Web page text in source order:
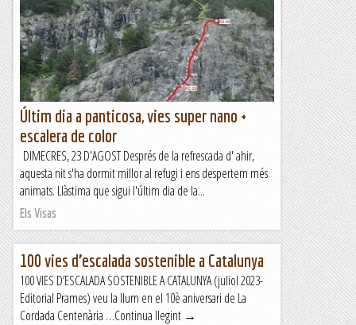
companys que havien re equipat la via on erem , havien
obert...
Els Visas
Últim dia a panticosa, vies super nano +
escalera de color
DIMECRES, 23 D'AGOST Després de la refrescada d' ahir,
aquesta nit s'ha dormit millor al refugi i ens despertem més
animats. Llàstima que sigui l'últim dia de la...
Els Visas
100 vies d’escalada sostenible a Catalunya
100 VIES D’ESCALADA SOSTENIBLE A CATALUNYA (juliol 2023-
Editorial Prames) veu la llum en el 10è aniversari de La
Cordada Centenària …Continua llegint →